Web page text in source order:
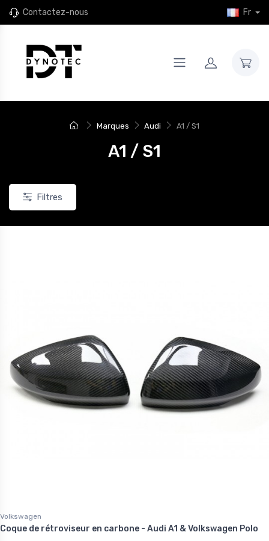
Contactez-nous Fr
Marques Audi A1 / S1
A1 / S1
Filtres
Volkswagen
Coque de rétroviseur en carbone - Audi A1 & Volkswagen Polo